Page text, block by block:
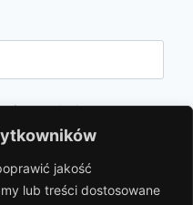
jakość
lub treści dostosowane
przeglądarce
komentarzy.